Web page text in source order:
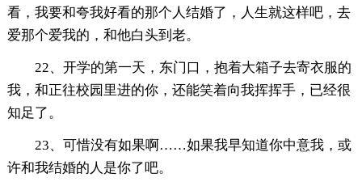
看，我要和夸我好看的那个人结婚了，人生就这样吧，去
爱那个爱我的，和他白头到老。
22、开学的第一天，东门口，抱着大箱子去寄衣服的
我，和正往校园里进的你，还能笑着向我挥挥手，已经很
知足了。
23、可惜没有如果啊……如果我早知道你中意我，或
许和我结婚的人是你了吧。